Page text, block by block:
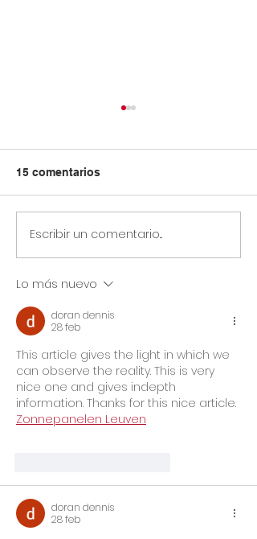
Circular Rectoral #31:
Académico
15 comentarios
Escribir un comentario...
Lo más nuevo
doran dennis
28 feb
This article gives the light in which we
can observe the reality. This is very
nice one and gives indepth
information. Thanks for this nice article.
Zonnepanelen Leuven
doran dennis
28 feb